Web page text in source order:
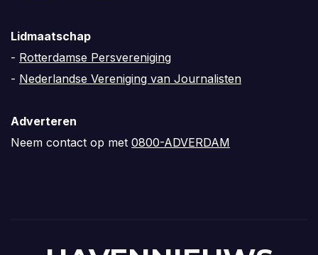
Lidmaatschap
- Rotterdamse Persvereniging
- Nederlandse Vereniging van Journalisten
Adverteren
Neem contact op met 0800-ADVERDAM